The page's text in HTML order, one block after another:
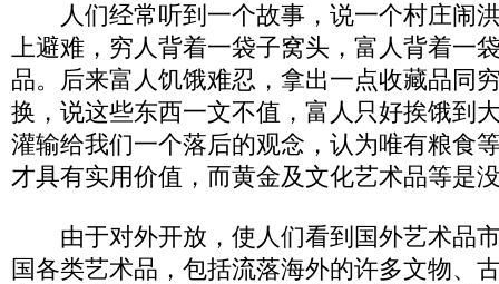
人们经常听到一个故事，说一个村庄闹
上避难，穷人背着一袋子窝头，富人背着一
品。后来富人饥饿难忍，拿出一点收藏品同
换，说这些东西一文不值，富人只好挨饿到
灌输给我们一个落后的观念，认为唯有粮食
才具有实用价值，而黄金及文化艺术品等是
由于对外开放，使人们看到国外艺术品
国各类艺术品，包括流落海外的许多文物、